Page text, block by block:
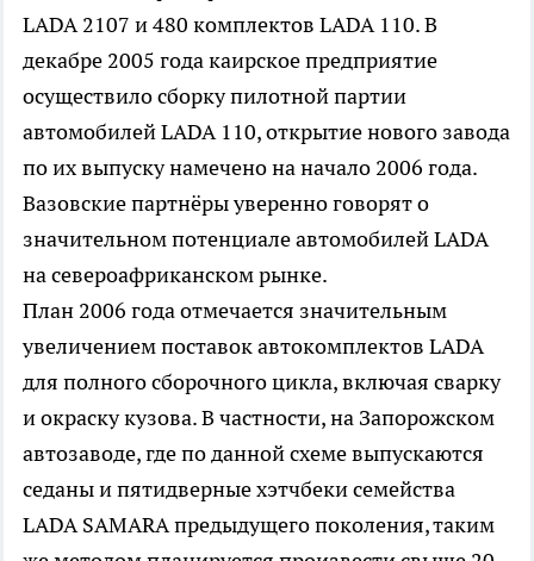
LADA 2107 и 480 комплектов LADA 110. В
декабре 2005 года каирское предприятие
осуществило сборку пилотной партии
автомобилей LADA 110, открытие нового завода
по их выпуску намечено на начало 2006 года.
Вазовские партнёры уверенно говорят о
значительном потенциале автомобилей LADA
на североафриканском рынке.
План 2006 года отмечается значительным
увеличением поставок автокомплектов LADA
для полного сборочного цикла, включая сварку
и окраску кузова. В частности, на Запорожском
автозаводе, где по данной схеме выпускаются
седаны и пятидверные хэтчбеки семейства
LADA SAMARA предыдущего поколения, таким